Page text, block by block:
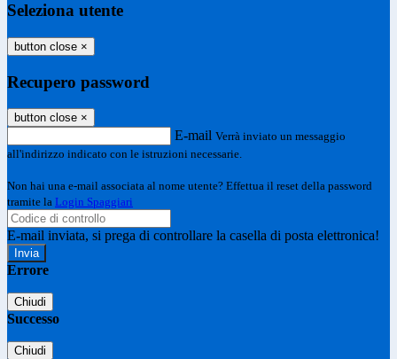
Seleziona utente
button close ×
Recupero password
button close ×
E-mail Verrà inviato un messaggio
all'indirizzo indicato con le istruzioni necessarie.
Non hai una e-mail associata al nome utente? Effettua il reset della password
tramite la Login Spaggiari
E-mail inviata, si prega di controllare la casella di posta elettronica!
Errore
Chiudi
Successo
Chiudi